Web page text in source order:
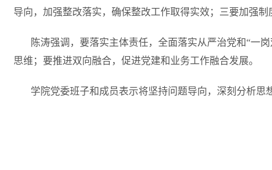
导向，加强整改落实，确保整改工作取得实效；三要加强
陈涛强调，要落实主体责任，全面落实从严治党和“一
思维；要推进双向融合，促进党建和业务工作融合发展。
学院党委班子和成员表示将坚持问题导向，深刻分析思